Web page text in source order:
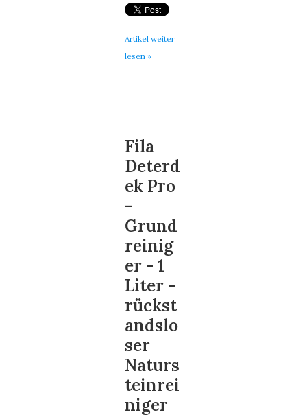
Artikel weiter
lesen »
Fila
Deterd
ek Pro
-
Grund
reinig
er - 1
Liter -
rückst
andslo
ser
Naturs
teinrei
niger